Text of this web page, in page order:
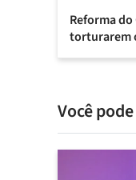
Reforma
torturarem
Você